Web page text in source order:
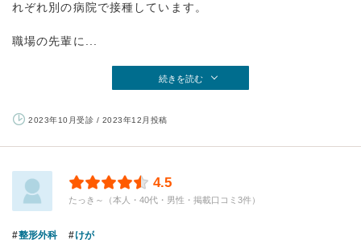
れぞれ別の病院で接種しています。
職場の先輩に...
続きを読む
2023年10月受診 / 2023年12月投稿
4.5
たっき～（本人・40代・男性・掲載口コミ3件）
整形外科 けが